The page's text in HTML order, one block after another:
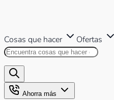
Cosas que hacer Ofertas
Buscar en este sitio
Ahorra más